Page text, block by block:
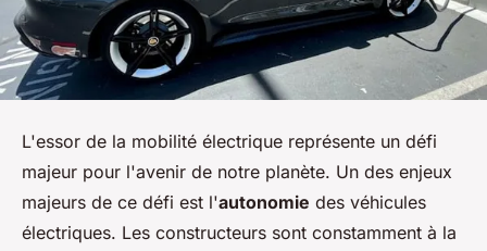
L'essor de la mobilité électrique représente un défi
majeur pour l'avenir de notre planète. Un des enjeux
majeurs de ce défi est l'autonomie des véhicules
électriques. Les constructeurs sont constamment à la